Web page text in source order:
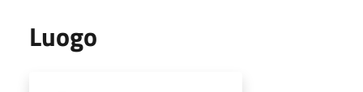
Luogo